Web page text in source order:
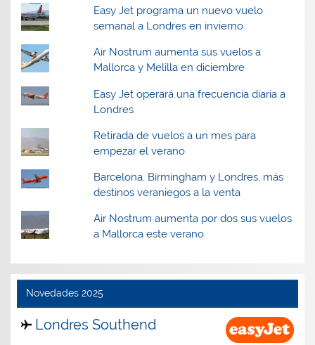
Easy Jet programa un nuevo vuelo
semanal a Londres en invierno
Air Nostrum aumenta sus vuelos a
Mallorca y Melilla en diciembre
Easy Jet operará una frecuencia diaria a
Londres
Retirada de vuelos a un mes para
empezar el verano
Barcelona, Birmingham y Londres, más
destinos veraniegos a la venta
Air Nostrum aumenta por dos sus vuelos
a Mallorca este verano
Novedades 2025
Londres Southend